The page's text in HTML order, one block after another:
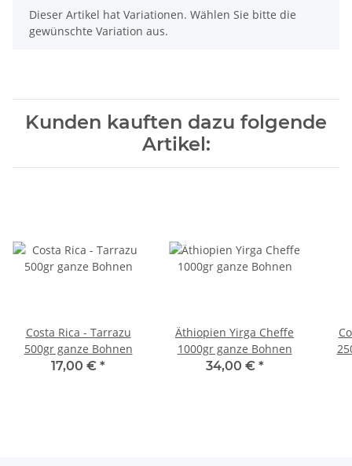
x
Dieser Artikel hat Variationen. Wählen Sie bitte die
gewünschte Variation aus.
Kunden kauften dazu folgende
Artikel:
Costa Rica - Tarrazu
500gr ganze Bohnen
17,00 € *
Äthiopien Yirga Cheffe
1000gr ganze Bohnen
34,00 € *